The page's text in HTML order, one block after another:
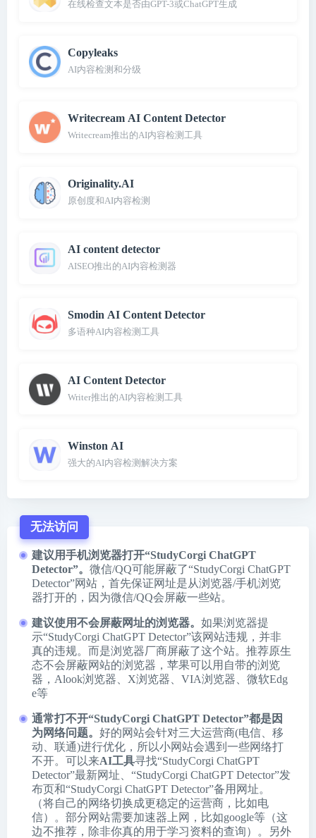
在线检查文本是否由GPT-3或ChatGPT生成
Copyleaks
AI内容检测和分级
Writecream AI Content Detector
Writecream推出的AI内容检测工具
Originality.AI
原创度和AI内容检测
AI content detector
AISEO推出的AI内容检测器
Smodin AI Content Detector
多语种AI内容检测工具
AI Content Detector
Writer推出的AI内容检测工具
Winston AI
强大的AI内容检测解决方案
无法访问
建议用手机浏览器打开“StudyCorgi ChatGPT
Detector”。 微信/QQ可能屏蔽了“StudyCorgi ChatGPT
Detector”网站，首先保证网址是从浏览器/手机浏览
器打开的，因为微信/QQ会屏蔽一些站。
建议使用不会屏蔽网址的浏览器。 如果浏览器提
示“StudyCorgi ChatGPT Detector”该网站违规，并非
真的违规。而是浏览器厂商屏蔽了这个站。推荐原生
态不会屏蔽网站的浏览器，苹果可以用自带的浏览
器， Alook浏览器 X浏览器 VIA浏览器
微软Edg
e等
通常打不开“StudyCorgi ChatGPT Detector”都是因
为网络问题。 好的网站会针对三大运营商(电信、移
动、联通)进行优化，所以小网站会遇到一些网络打
不开。可以来AI工具寻找“StudyCorgi ChatGPT
Detector”最新网址、“StudyCorgi ChatGPT Detector”发
布页和“StudyCorgi ChatGPT Detector”备用网址。
（将自己的网络切换成更稳定的运营商，比如电
信）。部分网站需要加速器上网，比如google等（这
边不推荐，除非你真的用于学习资料的查询）。另外